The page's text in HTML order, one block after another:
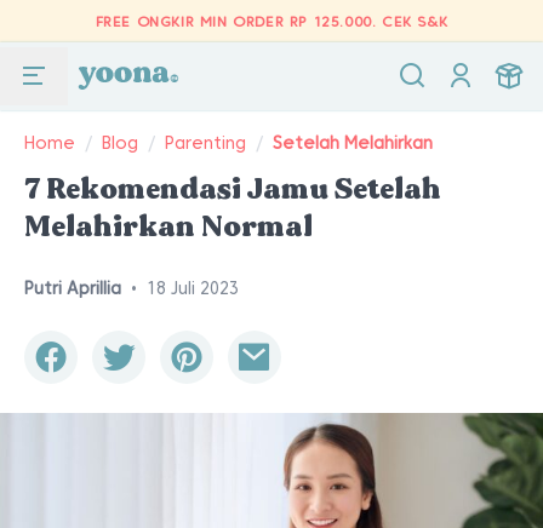
FREE ONGKIR MIN ORDER RP 125.000. CEK S&K
Home / Blog / Parenting / Setelah Melahirkan
7 Rekomendasi Jamu Setelah
Melahirkan Normal
Putri Aprillia • 18 Juli 2023